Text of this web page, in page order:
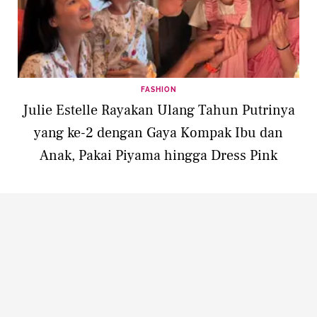
FASHION
Julie Estelle Rayakan Ulang Tahun Putrinya
yang ke-2 dengan Gaya Kompak Ibu dan
Anak, Pakai Piyama hingga Dress Pink